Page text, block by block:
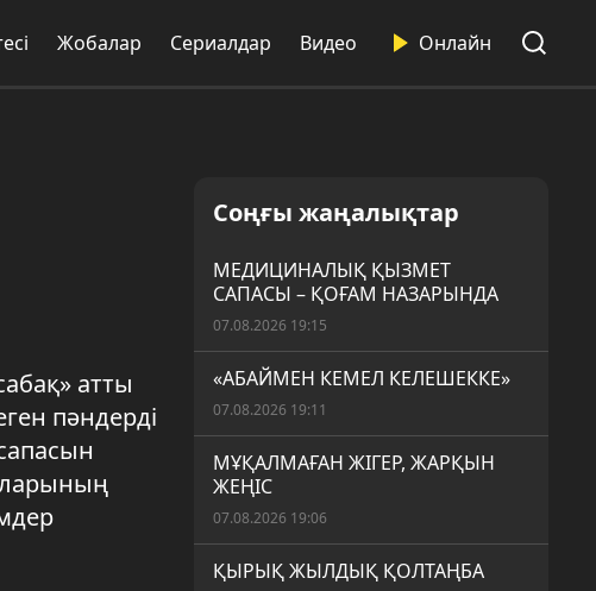
Жобалар Сериалдар Видео Онлайн
атты
пәндерді
Соңғы жаңалықтар
МЕДИЦИНАЛЫҚ ҚЫЗМЕТ
САПАСЫ – ҚОҒАМ НАЗАРЫНДА
07.08.2026 19:15
«АБАЙМЕН КЕМЕЛ КЕЛЕШЕККЕ»
07.08.2026 19:11
МҰҚАЛМАҒАН ЖІГЕР, ЖАРҚЫН
ЖЕҢІС
07.08.2026 19:06
ҚЫРЫҚ ЖЫЛДЫҚ ҚОЛТАҢБА